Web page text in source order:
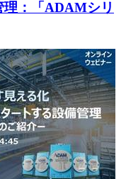
理：「ADAMシリ